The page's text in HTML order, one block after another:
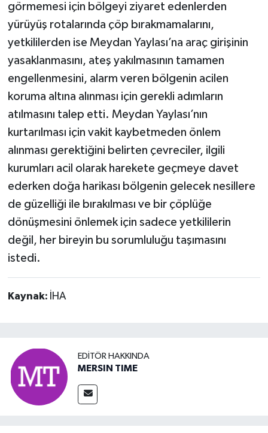
görmemesi için bölgeyi ziyaret edenlerden
yürüyüş rotalarında çöp bırakmamalarını,
yetkililerden ise Meydan Yaylası’na araç girişinin
yasaklanmasını, ateş yakılmasının tamamen
engellenmesini, alarm veren bölgenin acilen
koruma altına alınması için gerekli adımların
atılmasını talep etti. Meydan Yaylası’nın
kurtarılması için vakit kaybetmeden önlem
alınması gerektiğini belirten çevreciler, ilgili
kurumları acil olarak harekete geçmeye davet
ederken doğa harikası bölgenin gelecek nesillere
de güzelliği ile bırakılması ve bir çöplüğe
dönüşmesini önlemek için sadece yetkililerin
değil, her bireyin bu sorumluluğu taşımasını
istedi.
Kaynak: İHA
EDITÖR HAKKINDA
MERSIN TIME